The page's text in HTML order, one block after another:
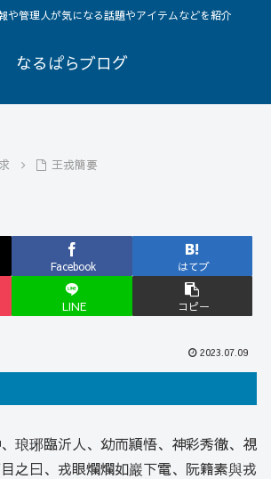
や管理人が気になる話題やアイテムなどを紹介
なるぱらブログ
王戎簡要
Facebook はてブ
LINE コピー
2023.07.09
琅琊臨沂人、幼而頴悟、神彩秀徹、視
之曰、戎眼爛爛如巖下電、阮籍素與戎